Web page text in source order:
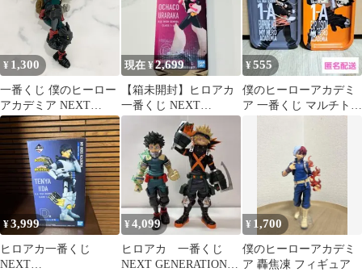
¥ 1,300
一番くじ 僕のヒーロー
アカデミア NEXT
GENERATIONS！！２
A賞 緑谷出久 フィギュ
ア
現在 ¥2,699
【箱未開封】ヒロアカ
一番くじ NEXT
GENERATIONS！麗日
お茶子 C賞
¥555
僕のヒーローアカデミ
ア 一番くじ マルチトレ
¥3,999
ヒロアカ一番くじ
NEXT
¥4,099
ヒロアカ 一番くじ
NEXT GENERATIONS
¥ 1,700
僕のヒーローアカデミ
ア 轟焦凍 フィギュア